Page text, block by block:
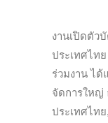
งานเปิดตัว
ประเทศไท
ร่วมงาน ได้
จัดการใหญ่
ประเทศไทย,